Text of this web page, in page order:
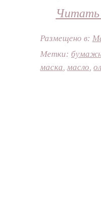
Читать
Размещено в:
Метки:
маска,масло,